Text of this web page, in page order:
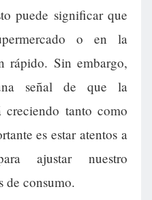
puede significar que
o en la
rápido. Sin embargo,
señal de que la
tanto como
es estar atentos a
ajustar nuestro
de consumo.